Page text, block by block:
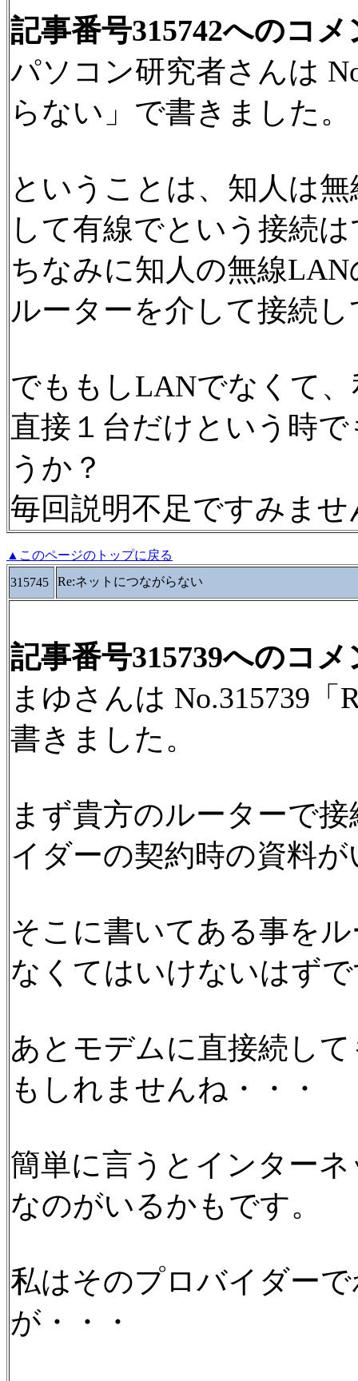
記事番号315742へのコメ
パソコン研究者さんは
らない」で書きました。
ということは、知人は
して有線でという接続
ちなみに知人の無線
ルーターを介して接続
でももしLANでなくて
直接１台だけという時
うか？
毎回説明不足ですみませ
▲このページのトップに戻る
315745
Re:ネットにつながらない
記事番号315739へのコメ
まゆさんは No.315739
書きました。
まず貴方のルーターで
イダーの契約時の資料
そこに書いてある事を
なくてはいけないはず
あとモデムに直接続し
もしれませんね・・・
簡単に言うとインター
なのがいるかもです。
私はそのプロバイダー
が・・・